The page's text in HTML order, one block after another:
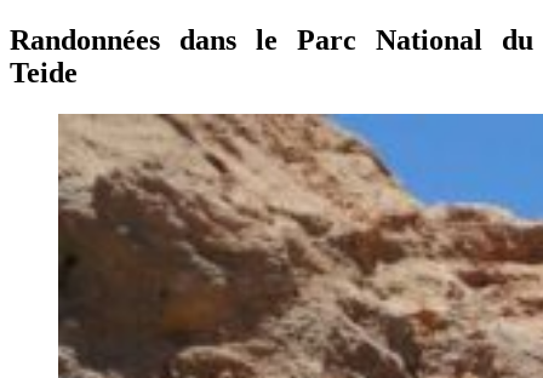
Randonnées dans le Parc National du
Teide